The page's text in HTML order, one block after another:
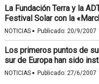
La Fundación Terra y la
Festival Solar con la
NOTICIAS · Publicado: 20/9/2007
Los primeros puntos de
sur de Europa han sido
NOTICIAS · Publicado: 27/6/2007